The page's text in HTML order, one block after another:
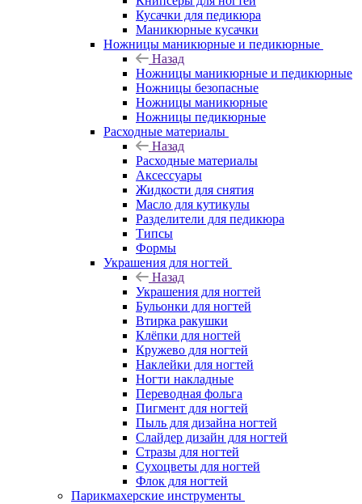
Кусачки для педикюра
Маникюрные кусачки
Ножницы маникюрные и педикюрные
Назад
Ножницы маникюрные и педикюрные
Ножницы безопасные
Ножницы маникюрные
Ножницы педикюрные
Расходные материалы
Назад
Расходные материалы
Аксессуары
Жидкости для снятия
Масло для кутикулы
Разделители для педикюра
Типсы
Формы
Украшения для ногтей
Назад
Украшения для ногтей
Бульонки для ногтей
Втирка ракушки
Клёпки для ногтей
Кружево для ногтей
Наклейки для ногтей
Ногти накладные
Переводная фольга
Пигмент для ногтей
Пыль для дизайна ногтей
Слайдер дизайн для ногтей
Стразы для ногтей
Сухоцветы для ногтей
Флок для ногтей
Парикмахерские инструменты